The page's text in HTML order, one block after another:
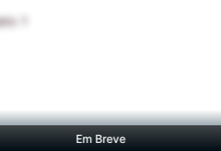
Em Breve